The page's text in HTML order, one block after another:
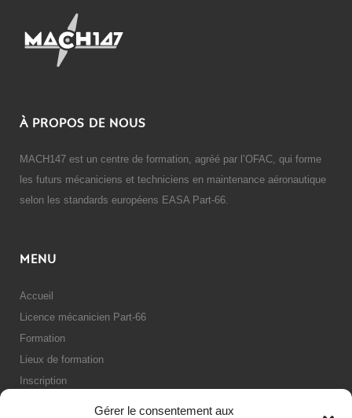
Gérer le consentement aux
À PROPOS DE NOUS
MACH147 est un centre de formation, agréé par l’OFAC, qui forme
les futurs mécaniciens et techniciens en maintenance aéronautique
selon les standards européens EASA Part-66.
MENU
Accueil
Licence mécanicien Part-66
Formation
Lieux de formation
Inscription